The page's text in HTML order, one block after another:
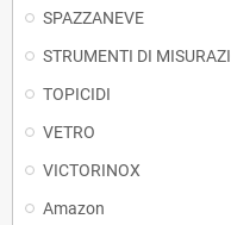
SPAZZANEVE
STRUMENTI DI
TOPICIDI
VETRO
VICTORINOX
Amazon